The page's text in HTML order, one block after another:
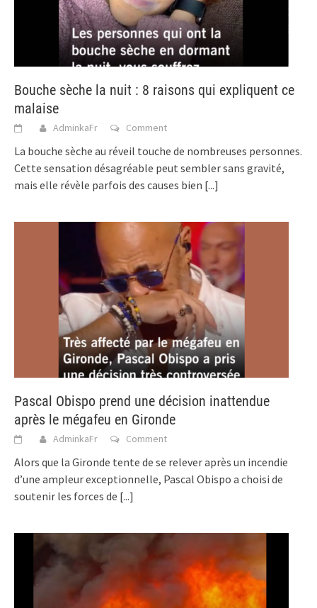
Bouche sèche la nuit : 8 raisons qui expliquent ce
malaise
AdminkaFr Comment
La bouche sèche au réveil touche de nombreuses personnes.
Cette sensation désagréable peut sembler sans gravité,
mais elle révèle parfois des causes bien [...]
Pascal Obispo prend une décision inattendue
après le mégafeu en Gironde
AdminkaFr Comment
Alors que la Gironde tente de se relever après un incendie
d’une ampleur exceptionnelle, Pascal Obispo a choisi de
soutenir les forces de [...]